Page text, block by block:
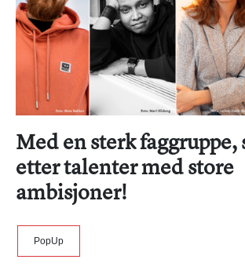
Med en sterk faggruppe,
etter talenter med store
ambisjoner!
PopUp